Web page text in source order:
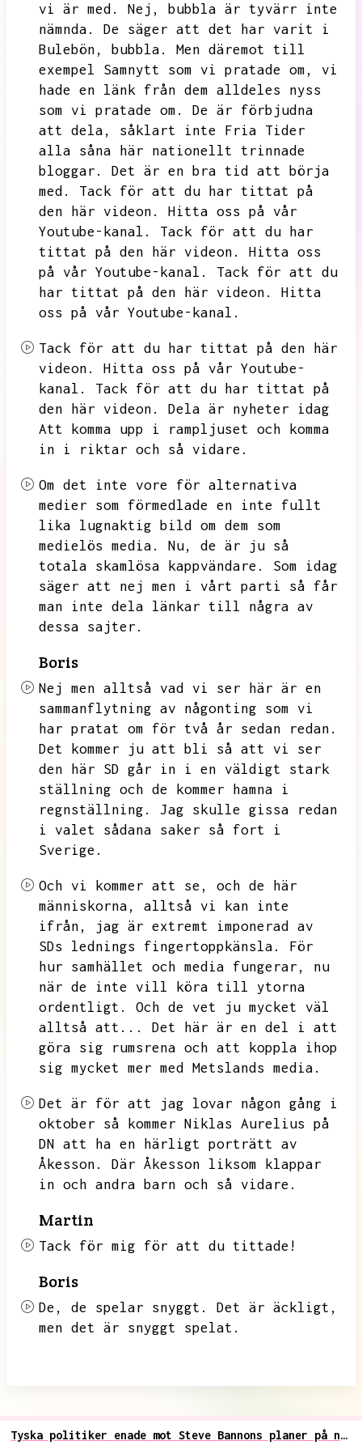
vi är med.
Nej,
bubbla är tyvärr inte
nämnda.
De säger att det har varit i
Bulebön,
bubbla.
Men däremot till
exempel Samnytt som vi pratade om,
vi
hade en länk från dem alldeles nyss
som vi pratade om.
De är förbjudna
att dela,
såklart inte Fria Tider
alla såna här nationellt trinnade
bloggar.
Det är en bra tid att börja
med.
Tack för att du har tittat på
den här videon.
Hitta oss på vår
Youtube-kanal.
Tack för att du har
tittat på den här videon.
Hitta oss
på vår Youtube-kanal.
Tack för att du
har tittat på den här videon.
Hitta
oss på vår Youtube-kanal.
Tack för att du har tittat på den här
videon.
Hitta oss på vår Youtube-
kanal.
Tack för att du har tittat på
den här videon.
Dela är nyheter idag
Att komma upp i rampljuset och komma
in i riktar och så vidare.
Om det inte vore för alternativa
medier som förmedlade en inte fullt
lika lugnaktig bild om dem som
medielös media.
Nu,
de är ju så
totala skamlösa kappvändare.
Som idag
säger att nej men i vårt parti så får
man inte dela länkar till några av
dessa sajter.
Boris
Nej men alltså vad vi ser här är en
sammanflytning av någonting som vi
har pratat om för två år sedan redan.
Det kommer ju att bli så att vi ser
den här SD går in i en väldigt stark
ställning och de kommer hamna i
regnställning.
Jag skulle gissa redan
i valet sådana saker så fort i
Sverige.
Och vi kommer att se,
och de här
människorna,
alltså vi kan inte
ifrån,
jag är extremt imponerad av
SDs lednings fingertoppkänsla.
För
hur samhället och media fungerar,
nu
när de inte vill köra till ytorna
ordentligt.
Och de vet ju mycket väl
alltså att...
Det här är en del i att
göra sig rumsrena och att koppla ihop
sig mycket mer med Metslands media.
Det är för att jag lovar någon gång i
oktober så kommer Niklas Aurelius på
DN att ha en härligt porträtt av
Åkesson.
Där Åkesson liksom klappar
in och andra barn och så vidare.
Martin
Tack för mig för att du tittade!
Boris
De, de spelar snyggt.
Det är äckligt,
men det är snyggt spelat.
Tyska politiker enade mot Steve Bannons planer på nationalistisk tankesmedja inriktad på EP 2019